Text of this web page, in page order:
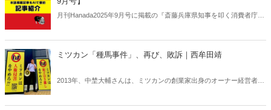
月刊Hanada2025年9月号に掲載の『斎藤兵庫県知事を叩く消費者庁の
ミツカン「種馬事件」、再び、敗訴｜西牟田靖
2013年、中埜大輔さんは、ミツカンの創業家出身のオーナー経営者で